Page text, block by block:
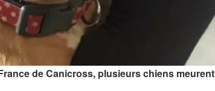
de Canicross, plusieurs chiens meurent